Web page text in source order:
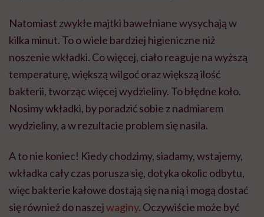
Natomiast zwykłe majtki bawełniane wysychają w
kilka minut. To o wiele bardziej higieniczne niż
noszenie wkładki. Co więcej, ciało reaguje na wyższą
temperaturę, większą wilgoć oraz większą ilość
bakterii, tworząc więcej wydzieliny. To błędne koło.
Nosimy wkładki, by poradzić sobie z nadmiarem
wydzieliny, a w rezultacie problem się nasila.
A to nie koniec! Kiedy chodzimy, siadamy, wstajemy,
wkładka cały czas porusza się, dotyka okolic odbytu,
więc bakterie kałowe dostają się na nią i mogą dostać
się również do naszejwaginy. Oczywiście może być